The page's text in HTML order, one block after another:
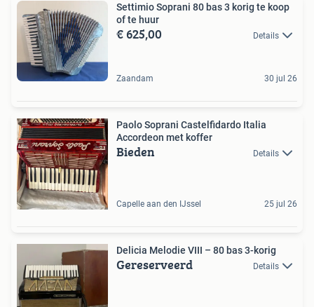
Settimio Soprani 80 bas 3 korig te koop
of te huur
€ 625,00 Details
Zaandam 30 jul 26
Paolo Soprani Castelfidardo Italia
Accordeon met koffer
Bieden Details
Capelle aan den IJssel 25 jul 26
Delicia Melodie VIII – 80 bas 3-korig
Gereserveerd Details